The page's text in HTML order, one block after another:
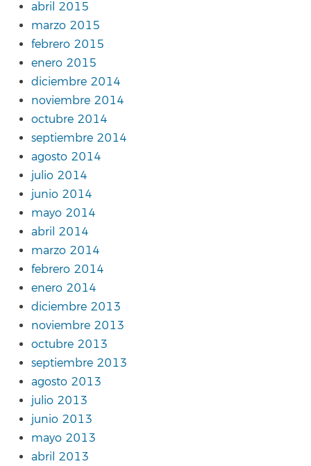
abril 2015
marzo 2015
febrero 2015
enero 2015
diciembre 2014
noviembre 2014
octubre 2014
septiembre 2014
agosto 2014
julio 2014
junio 2014
mayo 2014
abril 2014
marzo 2014
febrero 2014
enero 2014
diciembre 2013
noviembre 2013
octubre 2013
septiembre 2013
agosto 2013
julio 2013
junio 2013
mayo 2013
abril 2013